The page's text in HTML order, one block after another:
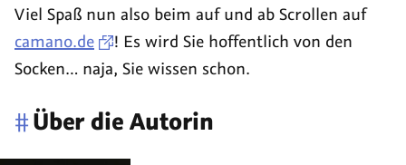
Viel Spaß nun also beim auf und ab Scrollen auf
camano.de
! Es wird Sie hoffentlich von den
Socken… naja, Sie wissen schon.
#Über die Autorin